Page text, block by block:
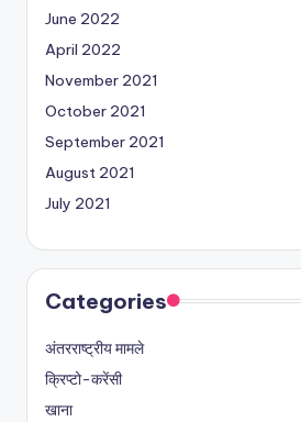
June 2022
April 2022
November 2021
October 2021
September 2021
August 2021
July 2021
Categories
अंतरराष्ट्रीय मामले
क्रिप्टो-करेंसी
खाना